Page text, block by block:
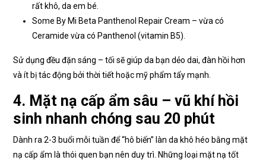
rất khô, da em bé.
Some By Mi Beta Panthenol Repair Cream – vừa có
Ceramide vừa có Panthenol (vitamin B5).
Sử dụng đều đặn sáng – tối sẽ giúp da bạn dẻo dai, đàn hồi hơn
và ít bị tác động bởi thời tiết hoặc mỹ phẩm tẩy mạnh.
4. Mặt nạ cấp ẩm sâu – vũ khí hồi
sinh nhanh chóng sau 20 phút
Dành ra 2-3 buổi mỗi tuần để “hô biến” làn da khô héo bằng mặt
nạ cấp ẩm là thói quen bạn nên duy trì. Những loại mặt nạ tốt